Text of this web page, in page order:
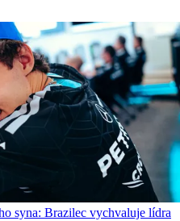
syna: Brazilec vychvaluje lídra